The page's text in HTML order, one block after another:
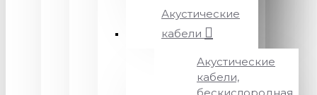
Акустические
кабели
Акустические
кабели,